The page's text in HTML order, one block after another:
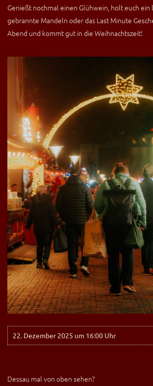
Genießt nochmal einen Glühwein, holt euch ein
gebrannte Mandeln oder das Last Minute
Abend und kommt gut in die Weihnachtszeit!
22. Dezember 2025 um 16:00 Uhr
Dessau mal von oben sehen?